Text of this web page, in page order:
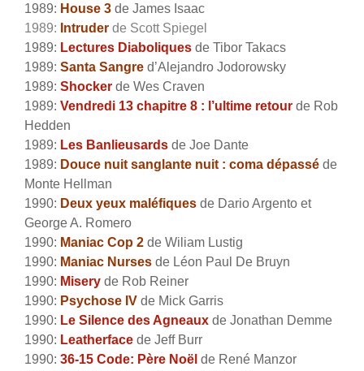
1989: House 3 de James Isaac
1989: Intruder de Scott Spiegel
1989: Lectures Diaboliques de Tibor Takacs
1989: Santa Sangre d’Alejandro Jodorowsky
1989: Shocker de Wes Craven
1989: Vendredi 13 chapitre 8 : l’ultime retour de Rob
Hedden
1989: Les Banlieusards de Joe Dante
1989: Douce nuit sanglante nuit : coma dépassé de
Monte Hellman
1990: Deux yeux maléfiques de Dario Argento et
George A. Romero
1990: Maniac Cop 2 de Wiliam Lustig
1990: Maniac Nurses de Léon Paul De Bruyn
1990: Misery de Rob Reiner
1990: Psychose IV de Mick Garris
1990: Le Silence des Agneaux de Jonathan Demme
1990: Leatherface de Jeff Burr
1990: 36-15 Code: Père Noël de René Manzor